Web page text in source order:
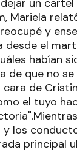
un
Mariela
y
desde el
habían
de que no se
de
el tuyo
y los
principal